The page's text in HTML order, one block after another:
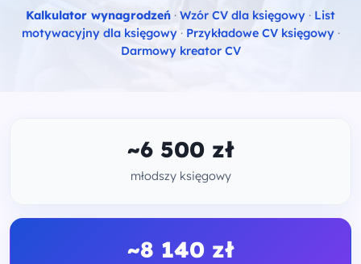
Kalkulator wynagrodzeń · Wzór CV dla księgowy · List
motywacyjny dla księgowy · Przykładowe CV księgowy ·
Darmowy kreator CV
~6 500 zł
młodszy księgowy
~8 140 zł